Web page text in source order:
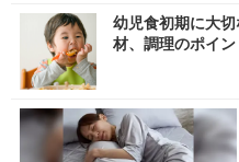
幼児食初期に大
材、調理のポイン